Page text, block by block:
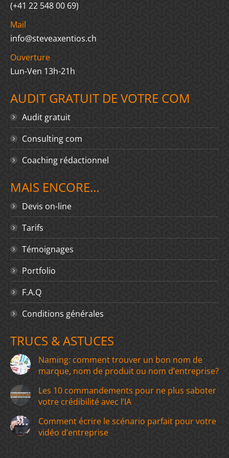
(+41 22 548 00 69)
Mail
info@steveaxentios.ch
Ouverture
Lun-Ven 13h-21h
AUDIT GRATUIT DE VOTRE COM
Audit gratuit
Consulting com
Coaching rédactionnel
MAIS ENCORE…
Devis on-line
Tarifs
Témoignages
Portfolio
F.A.Q
Conditions générales
TRUCS & ASTUCES
Naming: comment trouver un bon nom de
marque, nom de produit ou nom d’entreprise?
Les 10 commandements pour ne plus saboter
votre crédibilité avec l’IA
Comment écrire le scénario parfait pour votre
vidéo d’entreprise